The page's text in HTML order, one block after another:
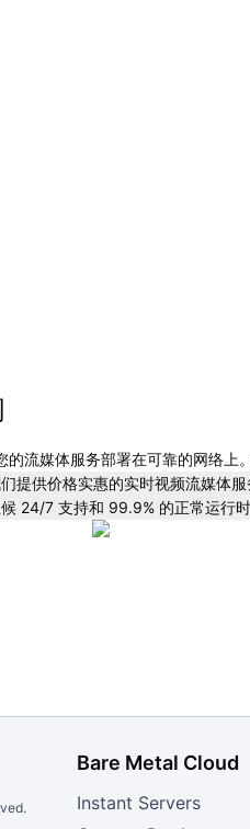
的流媒体服务部署在可靠的网络上
提供价格实惠的实时视频流媒体
24/7 支持和 99.9% 的正常运行时
Bare Metal Cloud
Instant Servers